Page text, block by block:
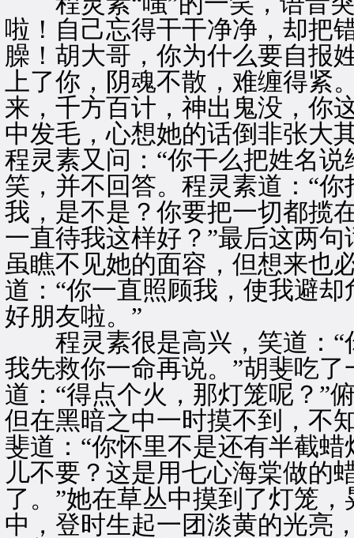
啦！自己忘得干干净净，却把
臊！胡大哥，你为什么要自报
上了你，阴魂不散，难缠得紧
来，千方百计，神出鬼没，你
中发毛，心想她的话倒非张大
程灵素又问：“你干么把姓名
笑，并不回答。程灵素道：“
我，是不是？你要把一切都揽
一直待我这样好？”最后这两
虽瞧不见她的面容，但想来也
道：“你一直照顾我，使我避
好朋友啦。”
程灵素很是高兴，笑道：“
我先救你一命再说。”胡斐吃
道：“得点个火，那灯笼呢？”
但在黑暗之中一时摸不到，不
斐道：“你怀里不是还有半截
儿不要？这是用七心海棠做
了。”她在草丛中摸到了灯笼
中，登时生起一团淡黄的光亮